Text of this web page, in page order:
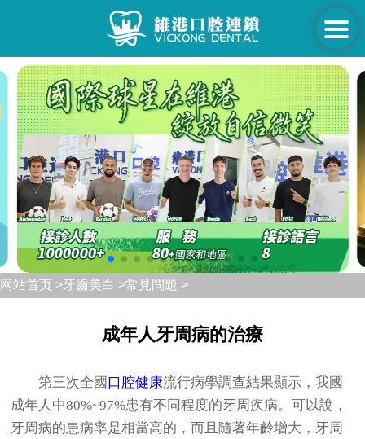
网站首页 >牙齒美白 >常見問題 >
成年人牙周病的治療
第三次全國 口腔健康流行病學調查結果顯示，我國
成年人中80%~97%患有不同程度的牙周疾病。可以說，
牙周病的患病率是相當高的，而且隨著年齡增大，牙周